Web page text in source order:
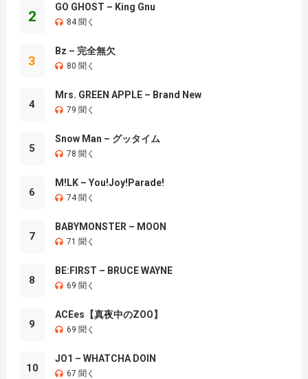
2
GO GHOST – King Gnu
84 聞く
3
Bz – 完全無欠
80 聞く
4
Mrs. GREEN APPLE – Brand New
79 聞く
5
Snow Man – グッタイム
78 聞く
6
M!LK – You!Joy!Parade!
74 聞く
7
BABYMONSTER – MOON
71 聞く
8
BE:FIRST – BRUCE WAYNE
69 聞く
9
ACEes【真夜中のZOO】
69 聞く
10
JO1 – WHATCHA DOIN
67 聞く